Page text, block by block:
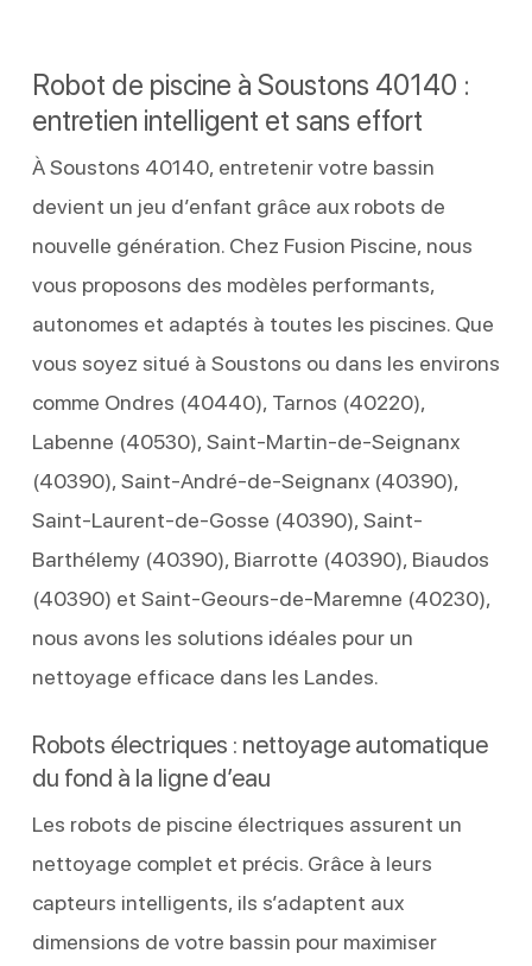
Robot de piscine à Soustons 40140 :
entretien intelligent et sans effort
À Soustons 40140, entretenir votre bassin
devient un jeu d’enfant grâce aux robots de
nouvelle génération. Chez Fusion Piscine, nous
vous proposons des modèles performants,
autonomes et adaptés à toutes les piscines. Que
vous soyez situé à Soustons ou dans les environs
comme Ondres (40440), Tarnos (40220),
Labenne (40530), Saint-Martin-de-Seignanx
(40390), Saint-André-de-Seignanx (40390),
Saint-Laurent-de-Gosse (40390), Saint-
Barthélemy (40390), Biarrotte (40390), Biaudos
(40390) et Saint-Geours-de-Maremne (40230),
nous avons les solutions idéales pour un
nettoyage efficace dans les Landes.
Robots électriques : nettoyage automatique
du fond à la ligne d’eau
Les robots de piscine électriques assurent un
nettoyage complet et précis. Grâce à leurs
capteurs intelligents, ils s’adaptent aux
dimensions de votre bassin pour maximiser